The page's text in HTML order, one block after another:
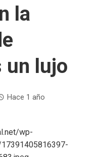
la
un lujo
Hace 1 año